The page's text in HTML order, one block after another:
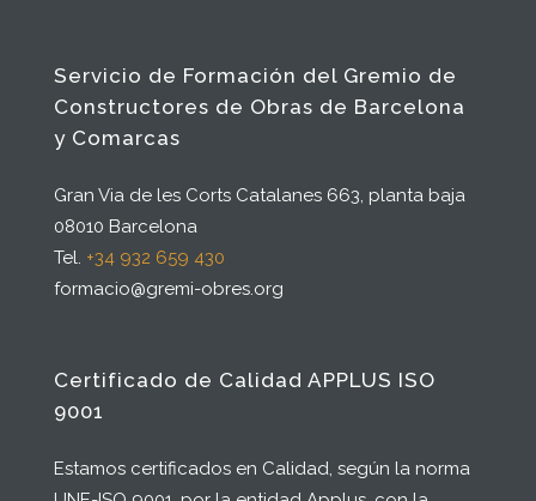
Servicio de Formación del Gremio de
Constructores de Obras de Barcelona
y Comarcas
Gran Via de les Corts Catalanes 663, planta baja
08010 Barcelona
Tel. +34 932 659 430
formacio@gremi-obres.org
Certificado de Calidad APPLUS ISO
9001
Estamos certificados en Calidad, según la norma